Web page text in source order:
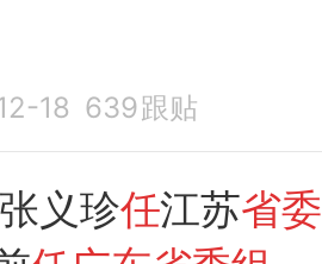
18 639跟贴
义珍任江苏省委